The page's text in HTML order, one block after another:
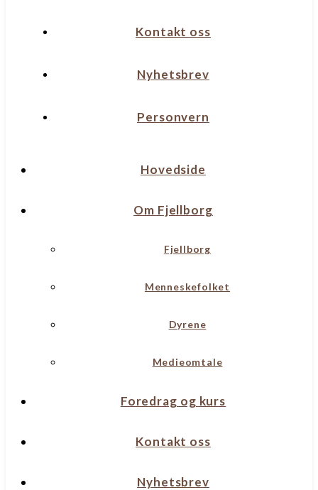
Kontakt oss
Nyhetsbrev
Personvern
Hovedside
Om Fjellborg
Fjellborg
Menneskefolket
Dyrene
Medieomtale
Foredrag og kurs
Kontakt oss
Nyhetsbrev